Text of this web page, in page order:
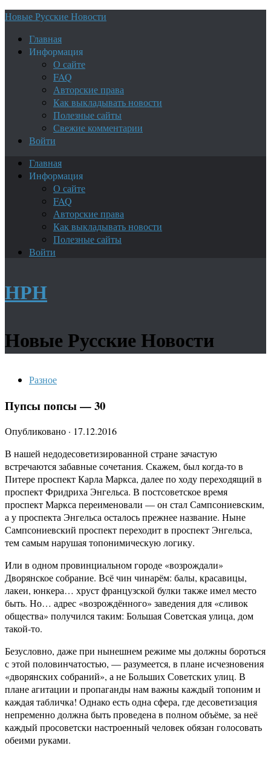
Новые Русские Новости
Главная
Информация
О сайте
FAQ
Авторские права
Как выкладывать новости
Полезные сайты
Свежие комментарии
Войти
Главная
Информация
О сайте
FAQ
Авторские права
Как выкладывать новости
Полезные сайты
Войти
НРН
Новые Русские Новости
Разное
Пупсы попсы — 30
Опубликовано · 17.12.2016
В нашей недодесоветизированной стране зачастую
встречаются забавные сочетания. Скажем, был когда-то в
Питере проспект Карла Маркса, далее по ходу переходящий в
проспект Фридриха Энгельса. В постсоветское время
проспект Маркса переименовали — он стал Сампсониевским,
а у проспекта Энгельса осталось прежнее название. Ныне
Сампсониевский проспект переходит в проспект Энгельса,
тем самым нарушая топонимическую логику.
Или в одном провинциальном городе «возрождали»
Дворянское собрание. Всё чин чинарём: балы, красавицы,
лакеи, юнкера… хруст французской булки также имел место
быть. Но… адрес «возрождённого» заведения для «сливок
общества» получился таким: Большая Советская улица, дом
такой-то.
Безусловно, даже при нынешнем режиме мы должны бороться
с этой половинчатостью, — разумеется, в плане исчезновения
«дворянских собраний», а не Больших Советских улиц. В
плане агитации и пропаганды нам важны каждый топоним и
каждая табличка! Однако есть одна сфера, где десоветизация
непременно должна быть проведена в полном объёме, за неё
каждый просоветски настроенный человек обязан голосовать
обеими руками.